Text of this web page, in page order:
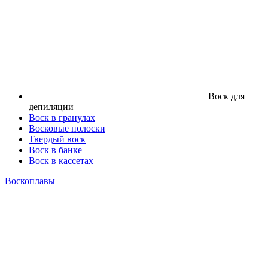
Воск для
депиляции
Воск в гранулах
Восковые полоски
Твердый воск
Воск в банке
Воск в кассетах
Воскоплавы